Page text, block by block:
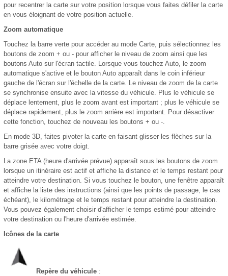
pour recentrer la carte sur votre position lorsque vous faites défiler la carte
en vous éloignant de votre position actuelle.
Zoom automatique
Touchez la barre verte pour accéder au mode Carte, puis sélectionnez les
boutons de zoom + ou - pour afficher le niveau de zoom ainsi que les
boutons Auto sur l'écran tactile. Lorsque vous touchez Auto, le zoom
automatique s'active et le bouton Auto apparaît dans le coin inférieur
gauche de l'écran sur l'échelle de la carte. Le niveau de zoom de la carte
se synchronise ensuite avec la vitesse du véhicule. Plus le véhicule se
déplace lentement, plus le zoom avant est important ; plus le véhicule se
déplace rapidement, plus le zoom arrière est important. Pour désactiver
cette fonction, touchez de nouveau les boutons + ou -.
En mode 3D, faites pivoter la carte en faisant glisser les flèches sur la
barre grisée avec votre doigt.
La zone ETA (heure d'arrivée prévue) apparaît sous les boutons de zoom
lorsque un itinéraire est actif et affiche la distance et le temps restant pour
atteindre votre destination. Si vous touchez le bouton, une fenêtre apparaît
et affiche la liste des instructions (ainsi que les points de passage, le cas
échéant), le kilométrage et le temps restant pour atteindre la destination.
Vous pouvez également choisir d'afficher le temps estimé pour atteindre
votre destination ou l'heure d'arrivée estimée.
Icônes de la carte
Repère du véhicule :